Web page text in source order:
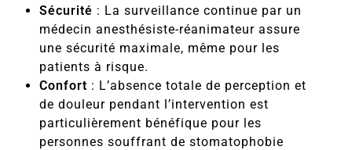
Sécurité : La surveillance continue par un
médecin anesthésiste-réanimateur assure
une sécurité maximale, même pour les
patients à risque.
Confort : L’absence totale de perception et
de douleur pendant l’intervention est
particulièrement bénéfique pour les
personnes souffrant de stomatophobie